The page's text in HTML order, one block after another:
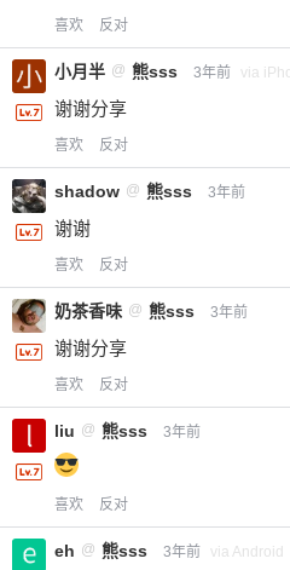
喜欢 反对
小月半 @ 熊sss 3年前 via
谢谢分享
喜欢 反对
shadow @ 熊sss 3年前
谢谢
喜欢 反对
奶茶香味 @ 熊sss 3年前
谢谢分享
喜欢 反对
liu @ 熊sss 3年前
喜欢 反对
eh @ 熊sss 3年前 via Android